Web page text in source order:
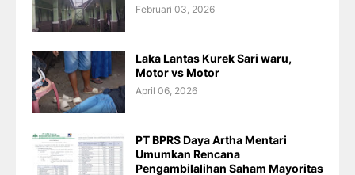
Februari 03, 2026
Laka Lantas Kurek Sari waru,
Motor vs Motor
April 06, 2026
PT BPRS Daya Artha Mentari
Umumkan Rencana
Pengambilalihan Saham Mayoritas